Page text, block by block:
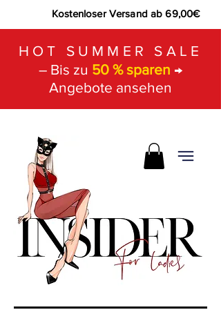
Kostenloser Versand ab 69,00€
HOT SUMMER SALE
– Bis zu 50 % sparen →
Angebote ansehen